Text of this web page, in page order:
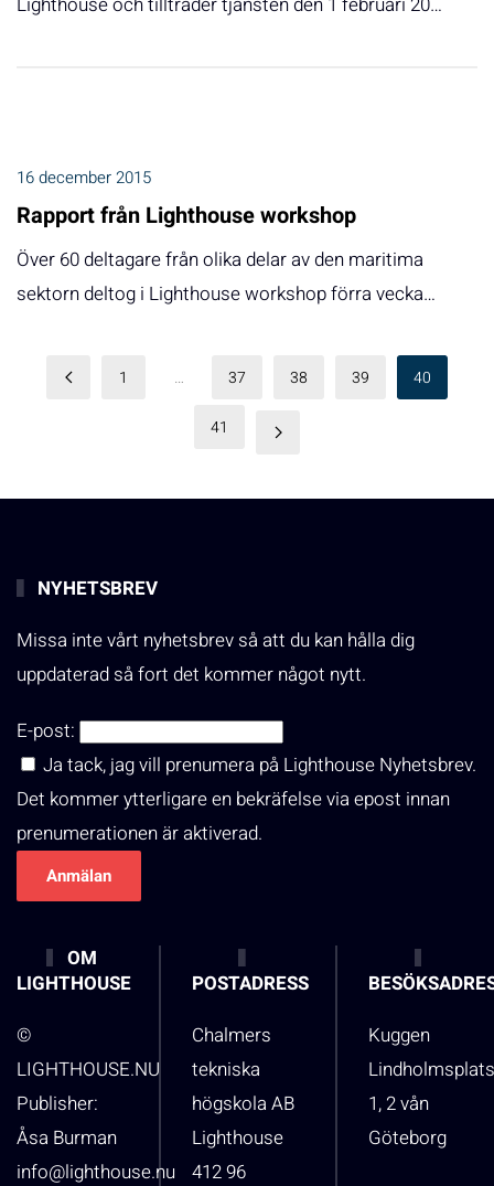
16 december 2015
Rapport från Lighthouse workshop
Över 60 deltagare från olika delar av den maritima
sektorn deltog i Lighthouse workshop förra vecka…
1 … 37 38 39 40
41
NYHETSBREV
Missa inte vårt nyhetsbrev så att du kan hålla dig
uppdaterad så fort det kommer något nytt.
E-post:
Ja tack, jag vill prenumera på Lighthouse Nyhetsbrev.
Det kommer ytterligare en bekräfelse via epost innan
prenumerationen är aktiverad.
OM
LIGHTHOUSE
©
LIGHTHOUSE.NU
Publisher:
Åsa Burman
info@lighthouse.nu
POSTADRESS
Chalmers
tekniska
högskola AB
Lighthouse
412 96
Kuggen
1, 2 vån
Göteborg